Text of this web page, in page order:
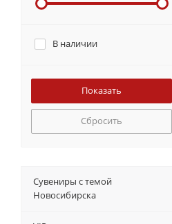
В наличии
Сбросить
Сувениры с темой
Новосибирска